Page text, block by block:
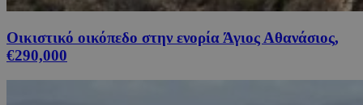
Οικιστικό οικόπεδο στην ενορία Άγιος Αθανάσιος,
€290,000